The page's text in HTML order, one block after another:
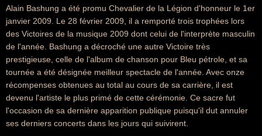
Alain Bashung a été promu Chevalier de la Légion d'honneur le 1er
janvier 2009. Le 28 février 2009, il a remporté trois trophées lors
des Victoires de la musique 2009 dont celui de l'interprète masculin
de l'année. Bashung a décroché une autre Victoire très
prestigieuse, celle de l'album de chanson pour Bleu pétrole, et sa
tournée a été désignée meilleur spectacle de l'année. Avec onze
récompenses obtenues au total au cours de sa carrière, il est
devenu l'artiste le plus primé de cette cérémonie. Ce sacre fut
l'occasion de sa dernière apparition publique puisqu'il dut annuler
ses derniers concerts dans les jours qui suivirent.